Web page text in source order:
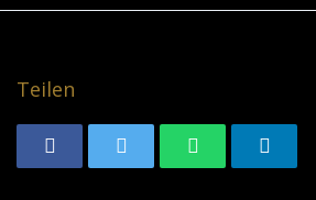
Teilen